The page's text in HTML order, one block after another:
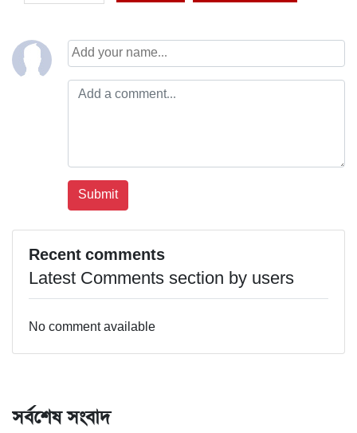
Recent comments
Latest Comments section by users
No comment available
সর্বশেষ সংবাদ